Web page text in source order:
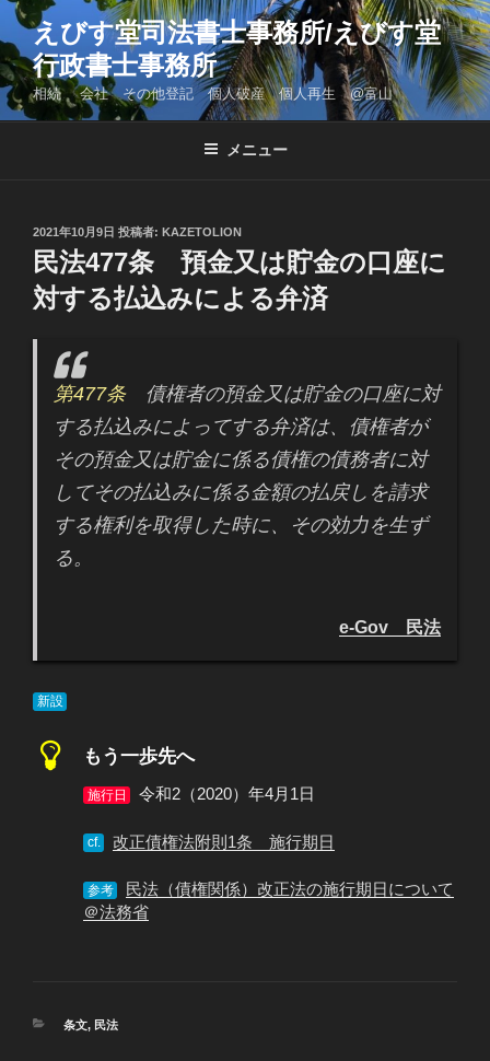
コ
ン
テ
ン
ツ
えびす堂司法書士事務所/えびす堂
行政書士事務所
相続 会社 その他登記 個人破産 個人再生 @富山
メニュー
投
稿
日:
2021年10月9日 投稿者: KAZETOLION
民法477条 預金又は貯金の口座に
対する払込みによる弁済
第477条債権者の預金又は貯金の口座に対
する払込みによってする弁済は、債権者が
その預金又は貯金に係る債権の債務者に対
してその払込みに係る金額の払戻しを請求
する権利を取得した時に、その効力を生ず
る。
e-Gov 民法
新設
もう一歩先へ
施行日 令和2（2020）年4月1日
cf. 改正債権法附則1条 施行期日
参考
民法（債権関係）改正法の施行期日について
＠法務省
カ
条文, 民法